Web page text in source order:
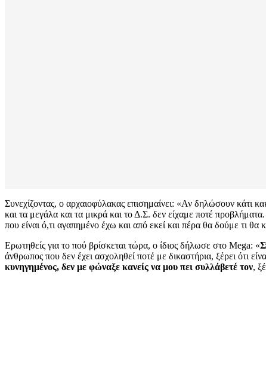
Συνεχίζοντας, ο αρχαιοφύλακας επισημαίνει: «Αν δηλώσουν κάτι
και τα μεγάλα και τα μικρά και το Δ.Σ. δεν είχαμε ποτέ προβλήματα.
που είναι ό,τι αγαπημένο έχω και από εκεί και πέρα θα δούμε τι θα
Ερωτηθείς για το πού βρίσκεται τώρα, ο ίδιος δήλωσε στο Mega: «
άνθρωπος που δεν έχει ασχοληθεί ποτέ με δικαστήρια, ξέρει ότι
κυνηγημένος, δεν με φώναξε κανείς να μου πει συλλάβετέ τον,